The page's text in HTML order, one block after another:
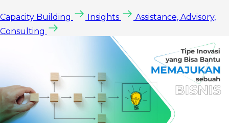
Capacity Building Insights
Assistance, Advisory,
Consulting